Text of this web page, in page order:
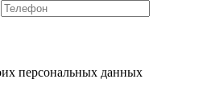
персональных данных